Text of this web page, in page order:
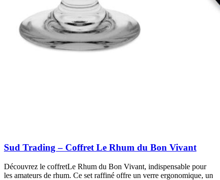
Sud Trading – Coffret Le Rhum du Bon Vivant
Découvrez le coffretLe Rhum du Bon Vivant, indispensable pour
les amateurs de rhum. Ce set raffiné offre un verre ergonomique, un